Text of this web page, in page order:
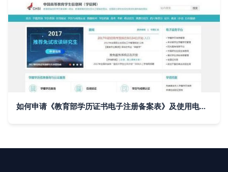
如何申请《教育部学历证书电子注册备案表》及使用电子认证服务